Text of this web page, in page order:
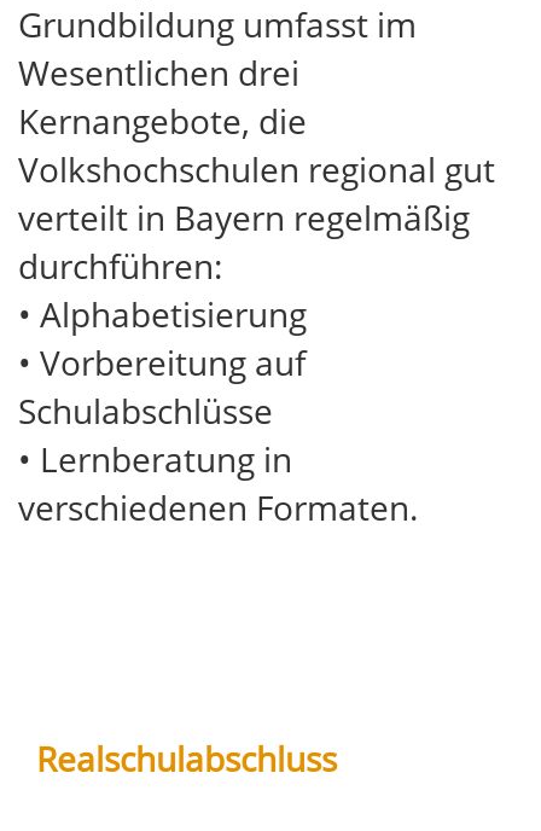
Grundbildung umfasst im
Wesentlichen drei
Kernangebote, die
Volkshochschulen regional gut
verteilt in Bayern regelmäßig
durchführen:
• Alphabetisierung
• Vorbereitung auf
Schulabschlüsse
• Lernberatung in
verschiedenen Formaten.
Realschulabschluss